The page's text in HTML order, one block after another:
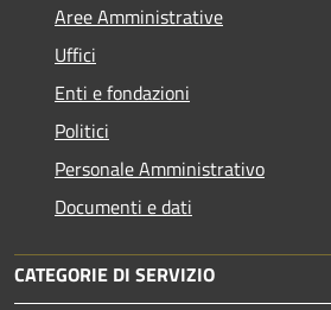
Aree Amministrative
Uffici
Enti e fondazioni
Politici
Personale Amministrativo
Documenti e dati
CATEGORIE DI SERVIZIO